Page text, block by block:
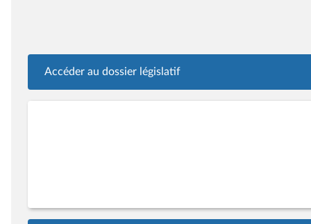
Accéder au dossier législatif